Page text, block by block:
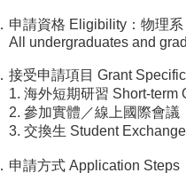
．申請資格 Eligibility：物理
All undergraduates and
．接受申請項目 Grant
1. 海外短期研習 Short-term
2. 參加實體／線上國際會議
3. 交換生 Student Exchange
．申請方式 Application